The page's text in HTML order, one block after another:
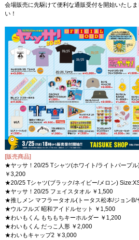
会場販売に先駆けて便利な通販受付を開始いたし
い！
[販売商品]
★ヤッサ！20/25 Tシャツ(ホワイト/ライトパープ
￥3,200
★20/25 Tシャツ(ブラック/ネイビー/メロン)
★ヤッサ！20/25 フェイスタオル ￥1,500
★推しメン マフラータオル(トータス松本/ジョンB/
★ウルフルズ 昭和アイドルセット ￥1,500
★わいもくん もちもちキーホルダー ￥1,200
★わいもくん だっこ人形 ￥2,000
★わいもキャップ2 ￥3,000